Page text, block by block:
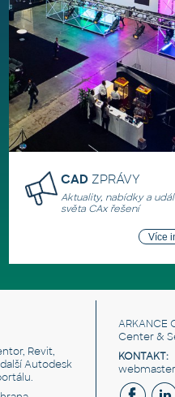
CAD ZPRÁVY
Aktuality, nabídky a
světa CAx řešení
Více
Revit,
další Autodesk
.
ARKANCE
Center &
KONTAKT: